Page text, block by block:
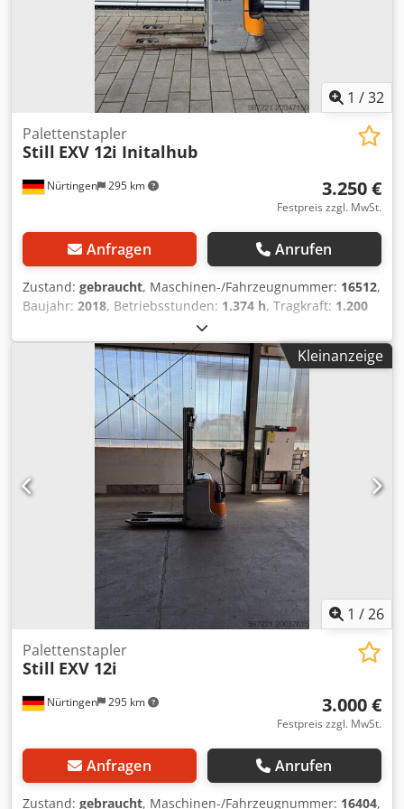
1 /32
Nürtingen 295 km
Palettenstapler
Still EXV 12i Initalhub
3.250 €
Festpreis zzgl. MwSt.
Anfragen Anrufen
Zustand: gebraucht, Maschinen-/Fahrzeugnummer: 16512,
Baujahr: 2018, Betriebsstunden: 1.374 h, Tragkraft: 1.200
, Lastschwerpunkt:
Kraftstofftyp:elektrisch, Masttyp:Simplex, Bauhöhe:1.940
, Batteriespannung:24 V, Gabellänge:1.200 mm
Gesamtgewicht:
595 kg , 4995529 Chjdpexp Tkrefx Agyja
Seriennummer: F20273J00171 Batteriedaten: 24 Volt
Kleinanzeige
1 /26
Nürtingen 295 km
Palettenstapler
Still EXV 12i
3.000 €
Festpreis zzgl. MwSt.
Anfragen Anrufen
Zustand: gebraucht, Maschinen-/Fahrzeugnummer: 16404,